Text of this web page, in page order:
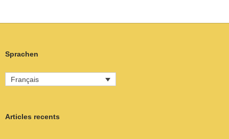
Sprachen
Français
Articles recents